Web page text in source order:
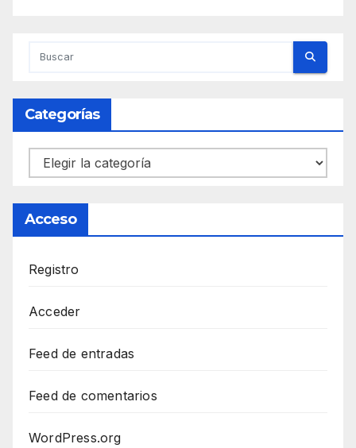
Categorías
Categorías
Acceso
Registro
Acceder
Feed de entradas
Feed de comentarios
WordPress.org